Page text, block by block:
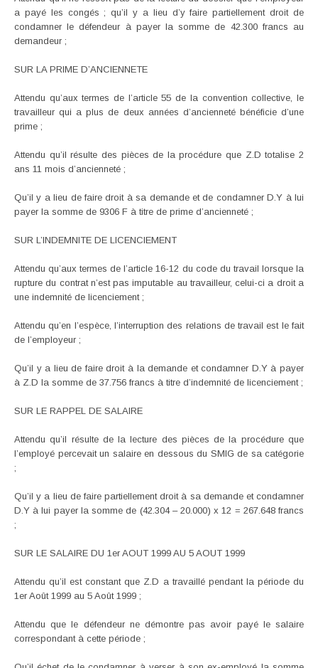
a payé les congés ; qu’il y a lieu d’y faire partiellement droit de
condamner le défendeur à payer la somme de 42.300 francs au
demandeur ;
SUR LA PRIME D’ANCIENNETE
Attendu qu’aux termes de l’article 55 de la convention collective, le
travailleur qui a plus de deux années d’ancienneté bénéficie d’une
prime ;
Attendu qu’il résulte des pièces de la procédure que Z.D totalise 2
ans 11 mois d’ancienneté ;
Qu’il y a lieu de faire droit à sa demande et de condamner D.Y à lui
payer la somme de 9306 F à titre de prime d’ancienneté ;
SUR L’INDEMNITE DE LICENCIEMENT
Attendu qu’aux termes de l’article 16-12 du code du travail lorsque la
rupture du contrat n’est pas imputable au travailleur, celui-ci a droit a
une indemnité de licenciement ;
Attendu qu’en l’espèce, l’interruption des relations de travail est le fait
de l’employeur ;
Qu’il y a lieu de faire droit à la demande et condamner D.Y à payer
à Z.D la somme de 37.756 francs à titre d’indemnité de licenciement ;
SUR LE RAPPEL DE SALAIRE
Attendu qu’il résulte de la lecture des pièces de la procédure que
l’employé percevait un salaire en dessous du SMIG de sa catégorie
;
Qu’il y a lieu de faire partiellement droit à sa demande et condamner
D.Y à lui payer la somme de (42.304 – 20.000) x 12 = 267.648 francs
;
SUR LE SALAIRE DU 1er AOUT 1999 AU 5 AOUT 1999
Attendu qu’il est constant que Z.D a travaillé pendant la période du
1er Août 1999 au 5 Août 1999 ;
Attendu que le défendeur ne démontre pas avoir payé le salaire
correspondant à cette période ;